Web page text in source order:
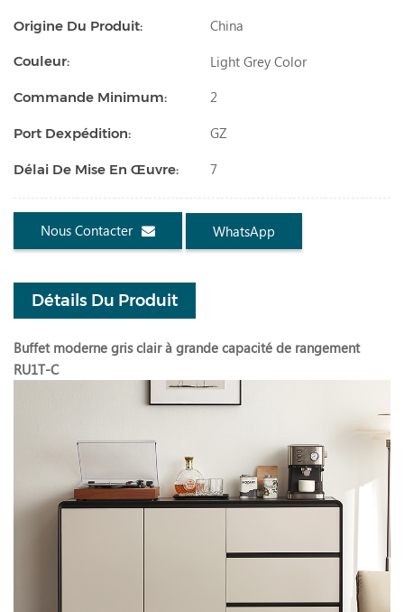
Origine Du Produit: China
Couleur: Light Grey Color
Commande Minimum: 2
Port Dexpédition: GZ
Délai De Mise En Œuvre: 7
Nous Contacter WhatsApp
Détails Du Produit
Buffet moderne gris clair à grande capacité de rangement
RU1T-C